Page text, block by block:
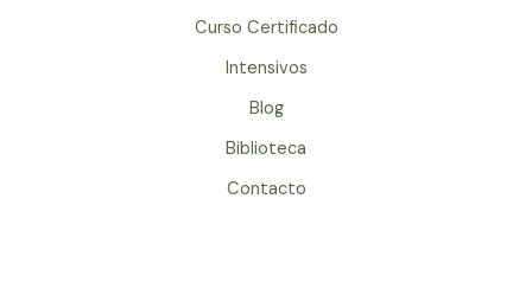
Curso Certificado
Intensivos
Blog
Biblioteca
Contacto